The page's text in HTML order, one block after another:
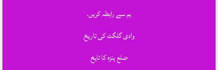
ہم سے رابطہ کریں.
وادی گلگت کی تاریخ
ضلع ہنزہ کا تایخ